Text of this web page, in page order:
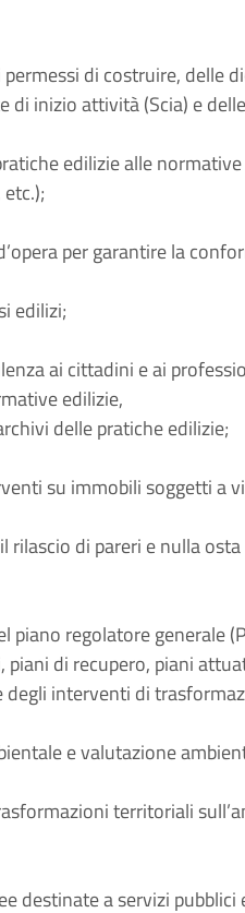
di costruire, delle
di inizio attività (Scia) e
edilizie alle
per garantire la
edilizi;
ai cittadini e ai
edilizie,
delle pratiche edilizie;
su immobili soggetti a
di pareri e nulla
piano regolatore generale
di recupero, piani
interventi di
e valutazione
territoriali
destinate a servizi